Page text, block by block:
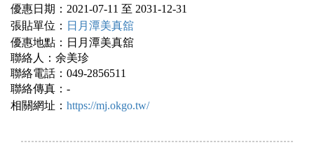
優惠日期：2021-07-11 至 2031-12-31
張貼單位： 日月潭美真舘
優惠地點：日月潭美真舘
聯絡人：余美珍
聯絡電話：049-2856511
聯絡傳真：-
相關網址： https://mj.okgo.tw/